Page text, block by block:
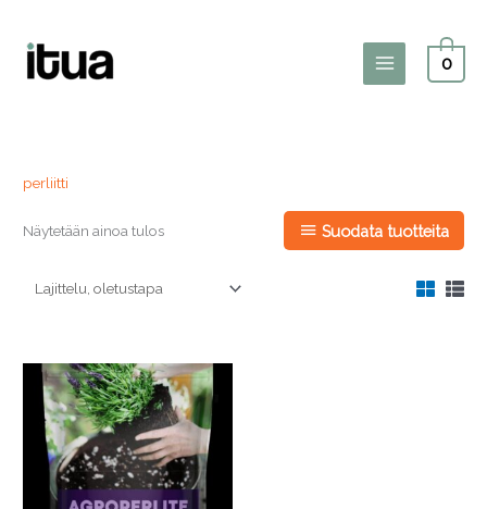
Main
0
perliitti
Näytetään ainoa tulos Suodata tuotteita